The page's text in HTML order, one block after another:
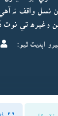
نسل واقف نہ
وغيره تي نوٽ
اپڊيٽ ٿيو:
مٽايو